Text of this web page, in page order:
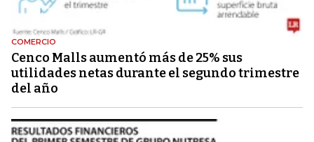
COMERCIO
Cenco Malls aumentó más de 25% sus
utilidades netas durante el segundo trimestre
del año